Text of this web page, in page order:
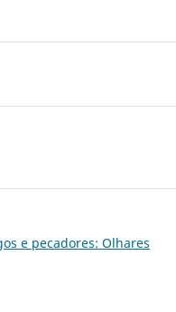
e pecadores: Olhares